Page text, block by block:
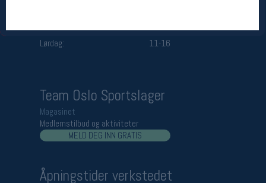
Man-Fredag:
11-18
Lørdag:
11-16
Team Oslo Sportslager
Magasinet
Medlemstilbud og aktiviteter
MELD DEG INN GRATIS
Åpningstider verkstedet